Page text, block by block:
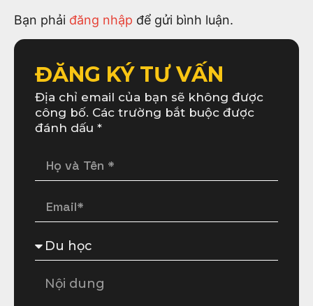
Bạn phải đăng nhập để gửi bình luận.
ĐĂNG KÝ TƯ VẤN
Địa chỉ email của bạn sẽ không được
công bố. Các trường bắt buộc được
đánh dấu *